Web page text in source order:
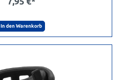
In den Warenkorb